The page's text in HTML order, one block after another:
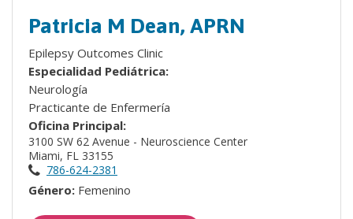
Patricia M Dean, APRN
Epilepsy Outcomes Clinic
Especialidad Pediátrica:
Neurología
Practicante de Enfermería
Oficina Principal:
3100 SW 62 Avenue - Neuroscience Center
Miami, FL 33155
786-624-2381
Género: Femenino